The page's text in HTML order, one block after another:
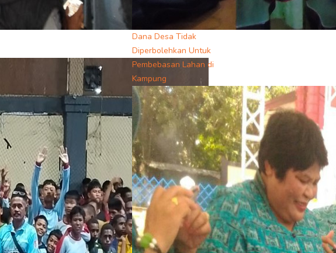
Dana Desa Tidak
Diperbolehkan Untuk
Pembebasan Lahan di
Kampung